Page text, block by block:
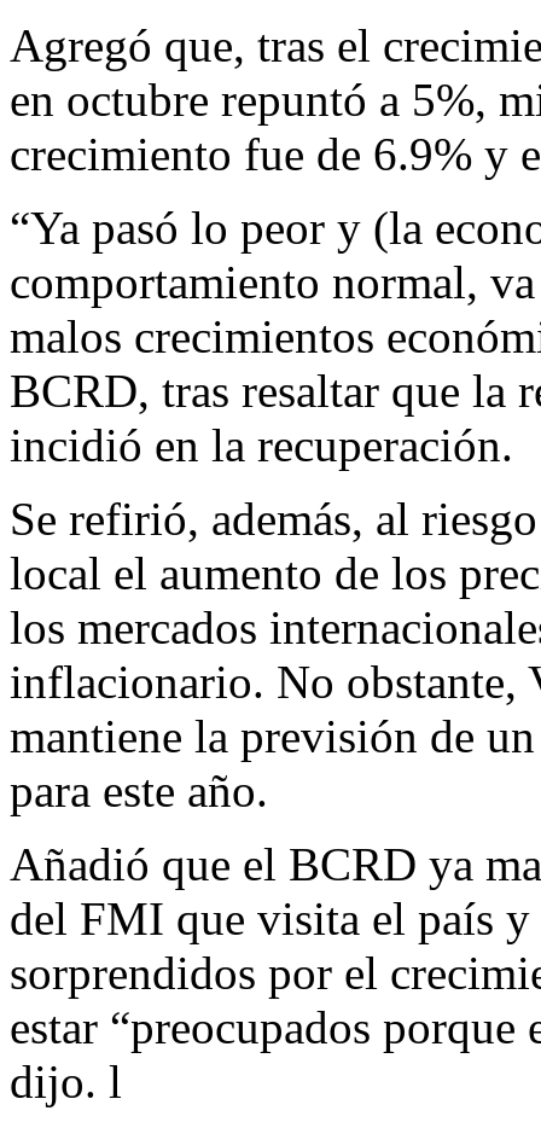
Agregó que, tras el
en octubre repuntó a 5%,
crecimiento fue de 6.9% y
“Ya pasó lo peor y (la
comportamiento normal,
malos crecimientos
BCRD, tras resaltar que la
incidió en la recuperación.
Se refirió, además, al
local el aumento de los
los mercados
inflacionario. No
mantiene la previsión de
para este año.
Añadió que el BCRD ya
del FMI que visita el país y
sorprendidos por el
estar “preocupados porque
dijo. l